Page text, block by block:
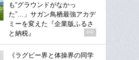
も“グラウンドがなかっ
た”…」サガン鳥栖最強アカデ
ミーを変えた『企業版ふるさ
と納税』
PR
《ラグビー界と体操界の同学